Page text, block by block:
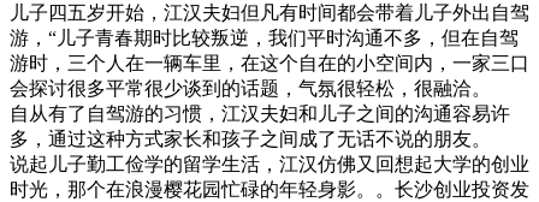
儿子四五岁开始，江汉夫妇但凡有时间都会带着儿子外出自驾
游，“儿子青春期时比较叛逆，我们平时沟通不多，但在自驾
游时，三个人在一辆车里，在这个自在的小空间内，一家三口
会探讨很多平常很少谈到的话题，气氛很轻松，很融洽。
自从有了自驾游的习惯，江汉夫妇和儿子之间的沟通容易许
多，通过这种方式家长和孩子之间成了无话不说的朋友。
说起儿子勤工俭学的留学生活，江汉仿佛又回想起大学的创业
时光，那个在浪漫樱花园忙碌的年轻身影。。长沙创业投资发